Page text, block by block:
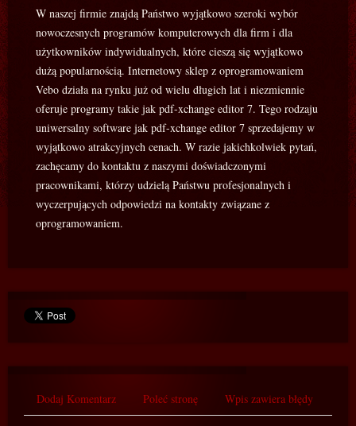
W naszej firmie znajdą Państwo wyjątkowo szeroki wybór
nowoczesnych programów komputerowych dla firm i dla
użytkowników indywidualnych, które cieszą się wyjątkowo
dużą popularnością. Internetowy sklep z oprogramowaniem
Vebo działa na rynku już od wielu długich lat i niezmiennie
oferuje programy takie jak pdf-xchange editor 7. Tego rodzaju
uniwersalny software jak pdf-xchange editor 7 sprzedajemy w
wyjątkowo atrakcyjnych cenach. W razie jakichkolwiek pytań,
zachęcamy do kontaktu z naszymi doświadczonymi
pracownikami, którzy udzielą Państwu profesjonalnych i
wyczerpujących odpowiedzi na kontakty związane z
oprogramowaniem.
Dodaj Komentarz Poleć stronę Wpis zawiera błędy